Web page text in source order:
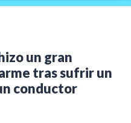
un gran
tras sufrir un
conductor